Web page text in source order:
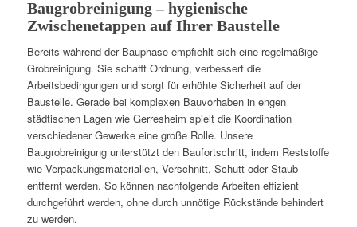
Baugrobreinigung – hygienische
Zwischenetappen auf Ihrer Baustelle
Bereits während der Bauphase empfiehlt sich eine regelmäßige
Grobreinigung. Sie schafft Ordnung, verbessert die
Arbeitsbedingungen und sorgt für erhöhte Sicherheit auf der
Baustelle. Gerade bei komplexen Bauvorhaben in engen
städtischen Lagen wie Gerresheim spielt die Koordination
verschiedener Gewerke eine große Rolle. Unsere
Baugrobreinigung unterstützt den Baufortschritt, indem Reststoffe
wie Verpackungsmaterialien, Verschnitt, Schutt oder Staub
entfernt werden. So können nachfolgende Arbeiten effizient
durchgeführt werden, ohne durch unnötige Rückstände behindert
zu werden.